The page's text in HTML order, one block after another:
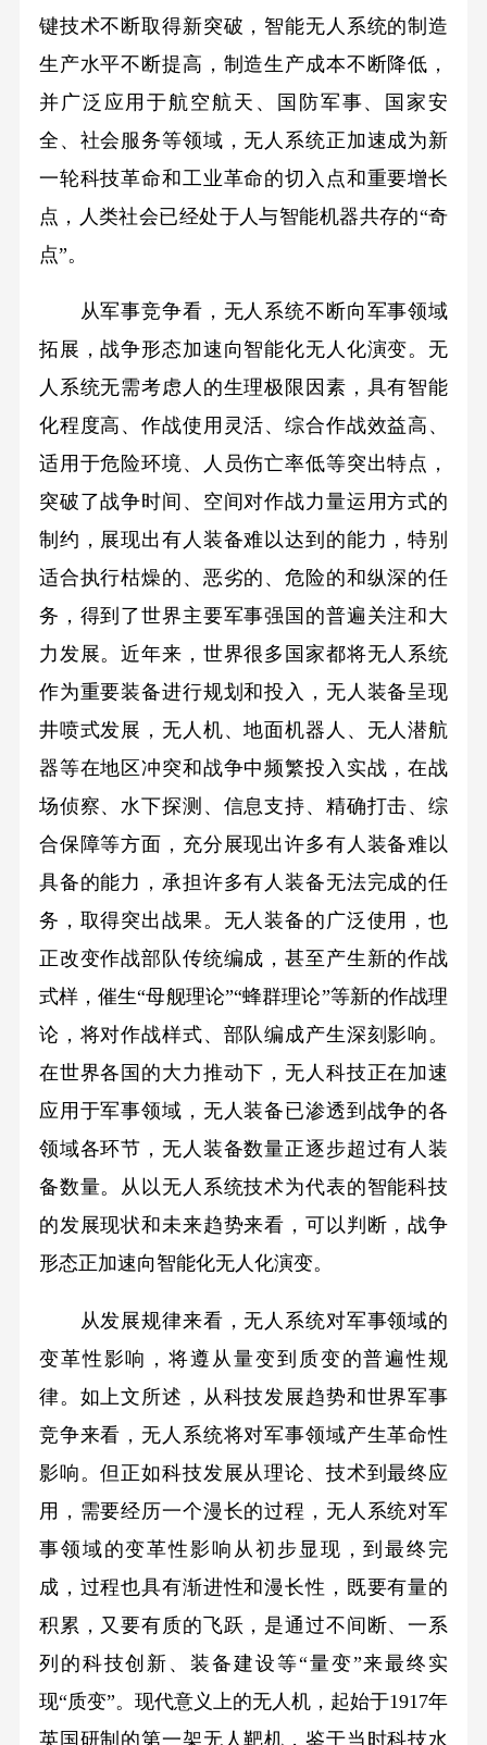
键技术不断取得新突破，智能无人系统的制造
生产水平不断提高，制造生产成本不断降低，
并广泛应用于航空航天、国防军事、国家安
全、社会服务等领域，无人系统正加速成为新
一轮科技革命和工业革命的切入点和重要增长
点，人类社会已经处于人与智能机器共存的“奇
点”。
从军事竞争看，无人系统不断向军事领域
拓展，战争形态加速向智能化无人化演变。无
人系统无需考虑人的生理极限因素，具有智能
化程度高、作战使用灵活、综合作战效益高、
适用于危险环境、人员伤亡率低等突出特点，
突破了战争时间、空间对作战力量运用方式的
制约，展现出有人装备难以达到的能力，特别
适合执行枯燥的、恶劣的、危险的和纵深的任
务，得到了世界主要军事强国的普遍关注和大
力发展。近年来，世界很多国家都将无人系统
作为重要装备进行规划和投入，无人装备呈现
井喷式发展，无人机、地面机器人、无人潜航
器等在地区冲突和战争中频繁投入实战，在战
场侦察、水下探测、信息支持、精确打击、综
合保障等方面，充分展现出许多有人装备难以
具备的能力，承担许多有人装备无法完成的任
务，取得突出战果。无人装备的广泛使用，也
正改变作战部队传统编成，甚至产生新的作战
式样，催生“母舰理论”“蜂群理论”等新的作战理
论，将对作战样式、部队编成产生深刻影响。
在世界各国的大力推动下，无人科技正在加速
应用于军事领域，无人装备已渗透到战争的各
领域各环节，无人装备数量正逐步超过有人装
备数量。从以无人系统技术为代表的智能科技
的发展现状和未来趋势来看，可以判断，战争
形态正加速向智能化无人化演变。
从发展规律来看，无人系统对军事领域的
变革性影响，将遵从量变到质变的普遍性规
律。如上文所述，从科技发展趋势和世界军事
竞争来看，无人系统将对军事领域产生革命性
影响。但正如科技发展从理论、技术到最终应
用，需要经历一个漫长的过程，无人系统对军
事领域的变革性影响从初步显现，到最终完
成，过程也具有渐进性和漫长性，既要有量的
积累，又要有质的飞跃，是通过不间断、一系
列的科技创新、装备建设等“量变”来最终实
现“质变”。现代意义上的无人机，起始于1917年
英国研制的第一架无人靶机，鉴于当时科技水